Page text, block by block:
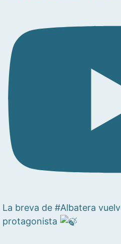
La breva de #Albatera
protagonista